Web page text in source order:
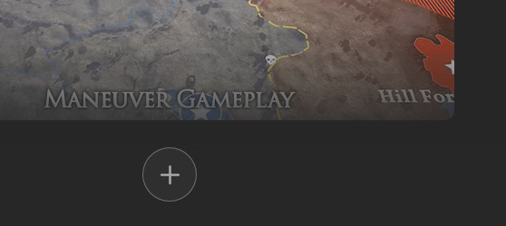
estratégica e um modo para 64 jogadores com apoio de inteligência artificial,
ao mais ínfimo pormenor em Verdun, o primeiro jogo da série da Primeira Guerra